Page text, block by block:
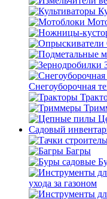
Снегоуборочная
Садовый
Багры
ухода за газоном